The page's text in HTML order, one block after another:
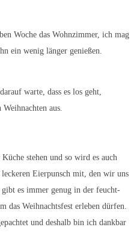
Woche das Wohnzimmer, ich mag
ein wenig länger genießen.
warte, dass es los geht,
aus.
stehen und so wird es auch
Eierpunsch mit, den wir uns
gibt es immer genug in der feucht-
das Weihnachtsfest erleben dürfen.
und deshalb bin ich dankbar